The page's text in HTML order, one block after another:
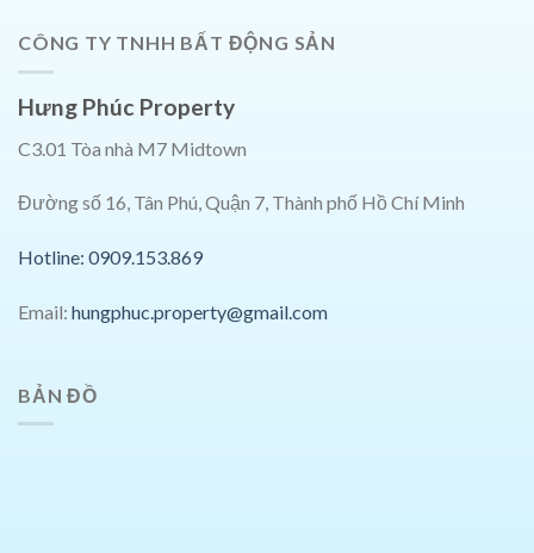
CÔNG TY TNHH BẤT ĐỘNG SẢN
Hưng Phúc Property
C3.01 Tòa nhà M7 Midtown
Đường số 16, Tân Phú, Quận 7, Thành phố Hồ Chí Minh
Hotline: 0909.153.869
Email: hungphuc.property@gmail.com
BẢN ĐỒ